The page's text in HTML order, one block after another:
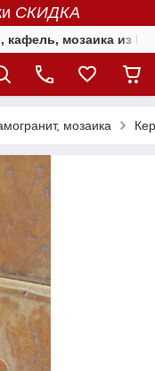
СКИДКА
кафель, мозаика из
мозаика